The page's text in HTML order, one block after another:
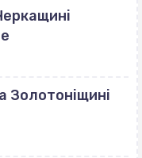
Золотоніщині